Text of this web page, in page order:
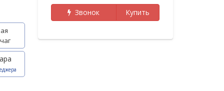
Звонок Купить